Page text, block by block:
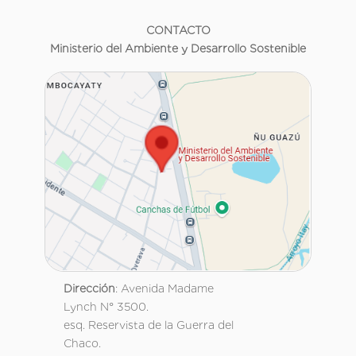
CONTACTO
Ministerio del Ambiente y Desarrollo Sostenible
Dirección: Avenida Madame
Lynch N° 3500.
esq. Reservista de la Guerra del
Chaco.